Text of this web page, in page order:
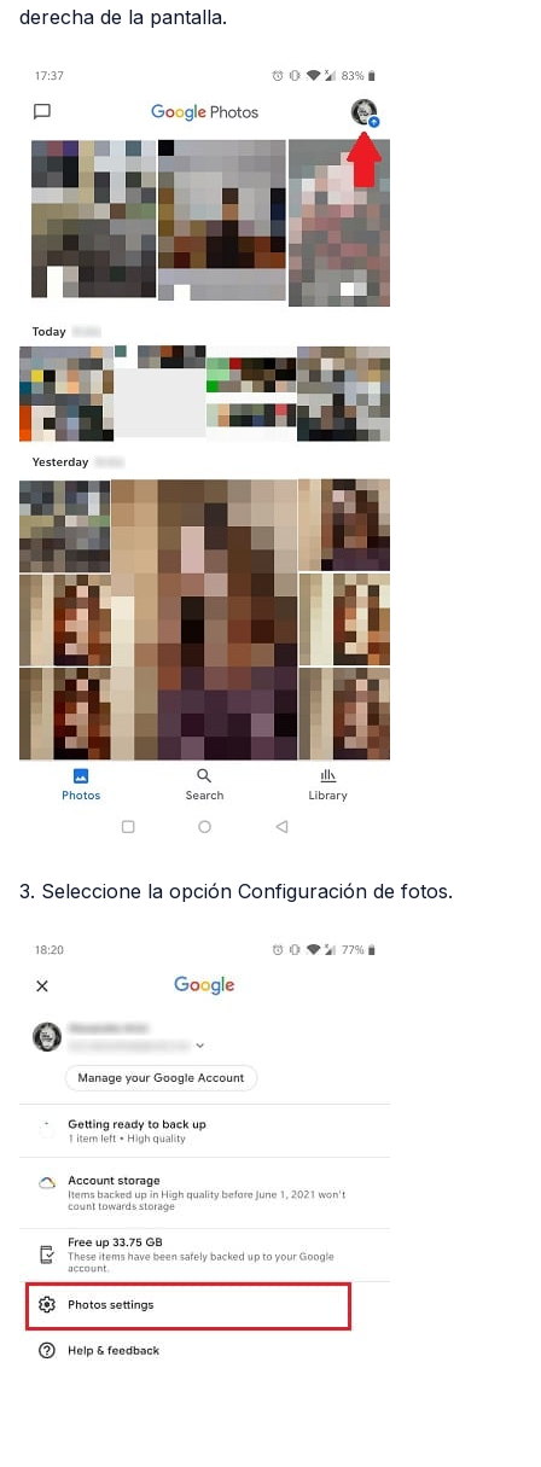
derecha de la pantalla.
3. Seleccione la opción Configuración de fotos.